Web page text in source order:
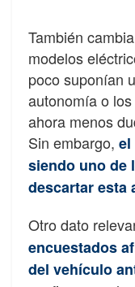
También
modelos
poco suponían
autonomía o
ahora menos
Sin embargo, el
siendo uno de
descartar esta
Otro dato
encuestados
del vehículo